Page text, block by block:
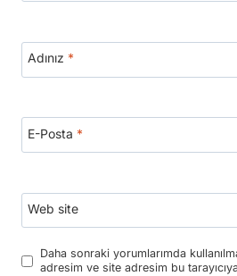
Adınız *
E-Posta *
Web site
Daha sonraki yorumlarımda
adresim ve site adresim bu